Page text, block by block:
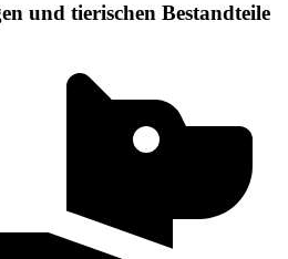
und tierischen Bestandteile